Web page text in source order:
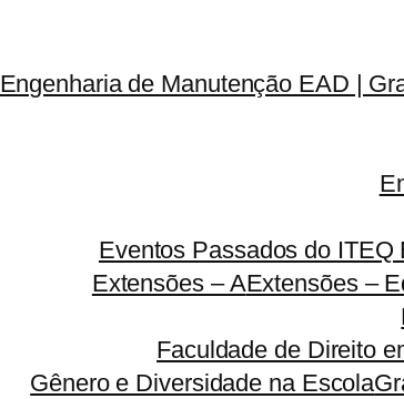
Engenharia de Manutenção EAD |
Eventos Passados do
Extensões – AExtensões –
Faculdade de Direito
Gênero e Diversidade na Escola